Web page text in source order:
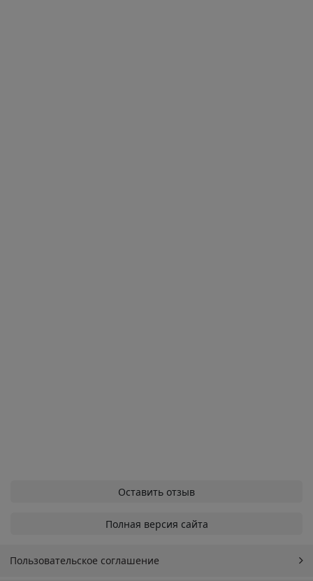
Оставить отзыв
Полная версия сайта
Пользовательское соглашение